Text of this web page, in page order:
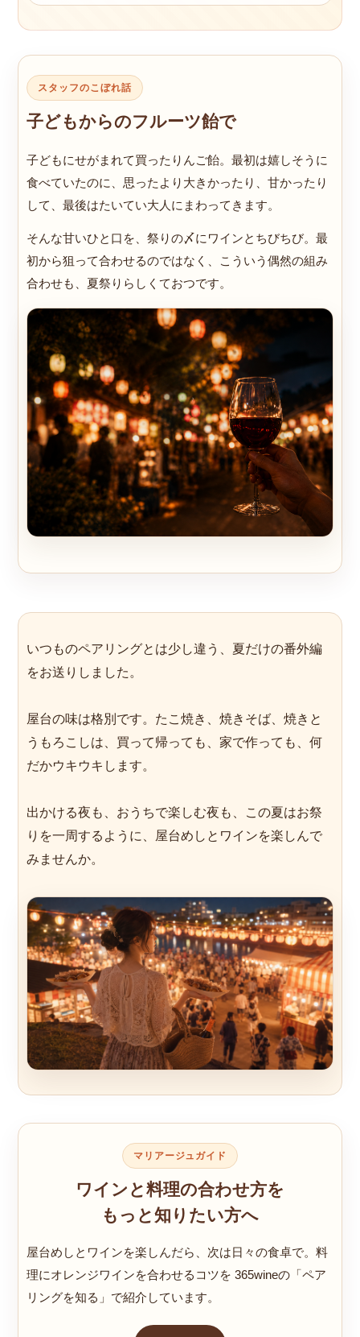
スタッフのこぼれ話
子どもからのフルーツ飴で
子どもにせがまれて買ったりんご飴。最初は嬉しそうに
食べていたのに、思ったより大きかったり、甘かったり
して、最後はたいてい大人にまわってきます。
そんな甘いひと口を、祭りの〆にワインとちびちび。最
初から狙って合わせるのではなく、こういう偶然の組み
合わせも、夏祭りらしくておつです。
いつものペアリングとは少し違う、夏だけの番外編
をお送りしました。
屋台の味は格別です。たこ焼き、焼きそば、焼きと
うもろこしは、買って帰っても、家で作っても、何
だかウキウキします。
出かける夜も、おうちで楽しむ夜も、この夏はお祭
りを一周するように、屋台めしとワインを楽しんで
みませんか。
マリアージュガイド
ワインと料理の合わせ方を
もっと知りたい方へ
屋台めしとワインを楽しんだら、次は日々の食卓で。料
理にオレンジワインを合わせるコツを 365wineの「ペア
リングを知る」で紹介しています。